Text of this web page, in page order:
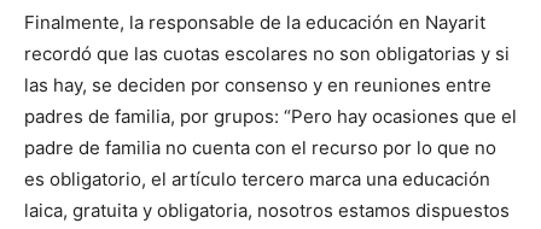
Finalmente, la responsable de la educación en Nayarit
recordó que las cuotas escolares no son obligatorias y si
las hay, se deciden por consenso y en reuniones entre
padres de familia, por grupos: “Pero hay ocasiones que el
padre de familia no cuenta con el recurso por lo que no
es obligatorio, el artículo tercero marca una educación
laica, gratuita y obligatoria, nosotros estamos dispuestos